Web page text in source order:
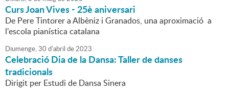
Curs Joan Vives - 25è aniversari
De Pere Tintorer a Albèniz i Granados, una aproximació a
l'escola pianística catalana
Diumenge,30 d'abril de2023
Celebració Dia de la Dansa: Taller de danses
tradicionals
Dirigit per Estudi de Dansa Sinera